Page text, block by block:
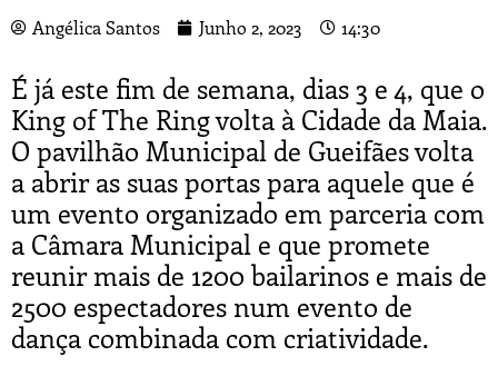
Angélica Santos Junho 2, 2023 14:30
É já este fim de semana, dias 3 e 4, que o
King of The Ring volta à Cidade da Maia.
O pavilhão Municipal de Gueifães volta
a abrir as suas portas para aquele que é
um evento organizado em parceria com
a Câmara Municipal e que promete
reunir mais de 1200 bailarinos e mais de
2500 espectadores num evento de
dança combinada com criatividade.